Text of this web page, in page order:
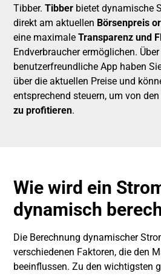
Tibber.Tibber bietet dynamische
direkt am aktuellen Börsenpreis
eine maximaleTransparenz und
Endverbraucher ermöglichen.
benutzerfreundliche App haben
über die aktuellen Preise und
entsprechend steuern, um von
zu profitieren.
Wie wird ein
dynamisch
Die Berechnung dynamischer
verschiedenen Faktoren, die den
beeinflussen. Zu den wichtigsten